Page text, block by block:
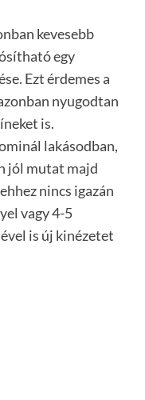
kevesebb
egy
Ezt érdemes a
nyugodtan
is.
lakásodban,
jól mutat majd
nincs igazán
vagy 4-5
is új kinézetet